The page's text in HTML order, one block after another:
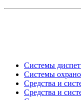
Системы
Системы
Средства и
Средства и